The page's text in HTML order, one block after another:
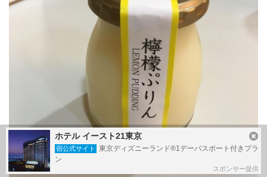
ホテル イースト21東京
宿公式サイト
東京ディズニーランド®1デーパスポート付きプラ
ン
スポンサー提供